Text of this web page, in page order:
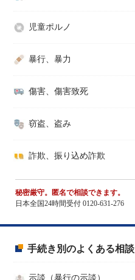
児童ポルノ
暴行、暴力
傷害、傷害致死
窃盗、盗み
詐欺、振り込め詐欺
秘密厳守。匿名で相談できます。
日本全国24時間受付 0120-631-276
手続き別のよくある相談
示談（暴行の示談）